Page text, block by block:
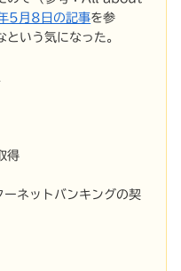
5月8日の記事を参
いう気になった。
得
ネットバンキングの契